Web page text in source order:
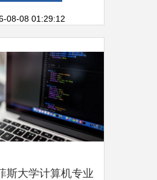
08-08 01:29:12
斯大学计算机专业